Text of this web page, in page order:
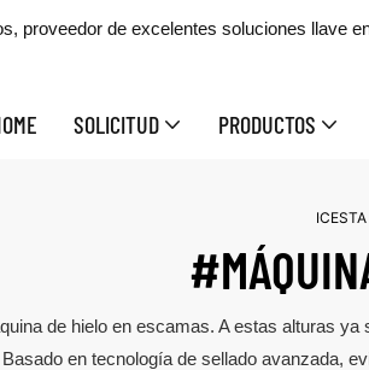
proveedor de excelentes soluciones llave
SOLICITUD PRODUCTOS
de hielo en escamas. A estas alturas
en tecnología de sellado avanzada,